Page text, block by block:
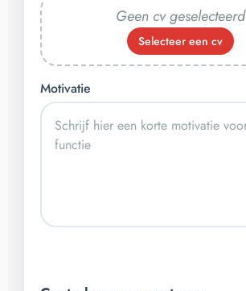
Geen cv geselecteerd
Selecteer een cv
Motivatie